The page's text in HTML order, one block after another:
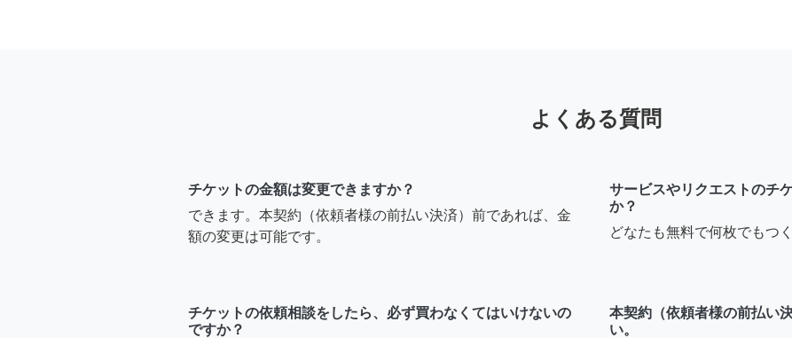
よくある質問
チケットの金額は変更できますか？
できます。本契約（依頼者様の前払い決済）前であれば、金
額の変更は可能です。
サービスやリクエストのチ
か？
どなたも無料で何枚でもつ
チケットの依頼相談をしたら、必ず買わなくてはいけないの
ですか？
本契約（依頼者様の前払い
い。